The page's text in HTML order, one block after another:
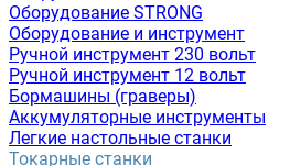
Оборудование STRONG
Оборудование и инструмент
Ручной инструмент 230 вольт
Ручной инструмент 12 вольт
Бормашины (граверы)
Аккумуляторные инструменты
Легкие настольные станки
Токарные станки